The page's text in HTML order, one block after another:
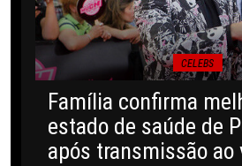
CELEBS
Família confirma
estado de saúde de
após transmissão ao